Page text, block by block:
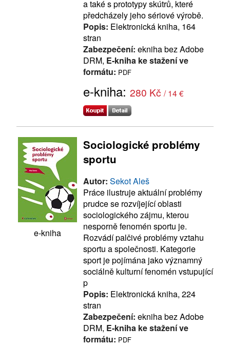
a také s prototypy skútrů, které
předcházely jeho sériové výrobě.
Popis: Elektronická kniha, 164
stran
Zabezpečení: ekniha bez Adobe
DRM, E-kniha ke stažení ve
formátu: PDF
e-kniha: 280 Kč / 14 €
e-kniha
Sociologické problémy
sportu
Autor: Sekot Aleš
Práce ilustruje aktuální problémy
prudce se rozvíjející oblasti
sociologického zájmu, kterou
nesporně fenomén sportu je.
Rozvádí palčivé problémy vztahu
sportu a společnosti. Kategorie
sport je pojímána jako významný
sociálně kulturní fenomén vstupující
p
Popis: Elektronická kniha, 224
stran
Zabezpečení: ekniha bez Adobe
DRM, E-kniha ke stažení ve
formátu: PDF